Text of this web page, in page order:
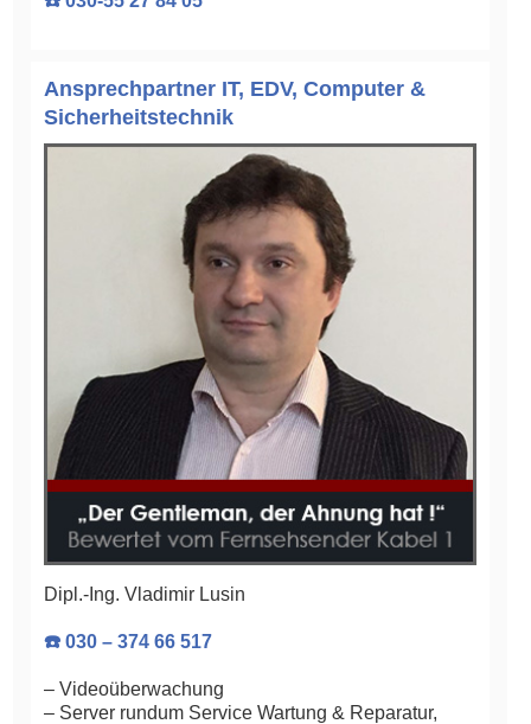
Ansprechpartner IT, EDV, Computer &
Sicherheitstechnik
Dipl.-Ing. Vladimir Lusin
☎️ 030 – 374 66 517
– Videoüberwachung
– Server rundum Service Wartung & Reparatur,